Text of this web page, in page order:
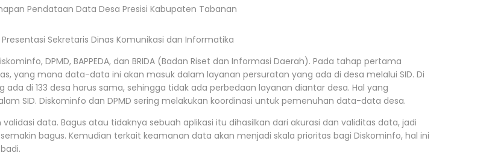
Pendataan Data Desa Presisi Kabupaten Tabanan
Sekretaris Dinas Komunikasi dan Informatika
DPMD, BAPPEDA, dan BRIDA (Badan Riset dan Informasi Daerah). Pada tahap pertama
yang mana data-data ini akan masuk dalam layanan persuratan yang ada di desa melalui SID. Di
di 133 desa harus sama, sehingga tidak ada perbedaan layanan diantar desa. Hal yang
SID. Diskominfo dan DPMD sering melakukan koordinasi untuk pemenuhan data-data desa.
data. Bagus atau tidaknya sebuah aplikasi itu dihasilkan dari akurasi dan validitas data, jadi
bagus. Kemudian terkait keamanan data akan menjadi skala prioritas bagi Diskominfo, hal ini